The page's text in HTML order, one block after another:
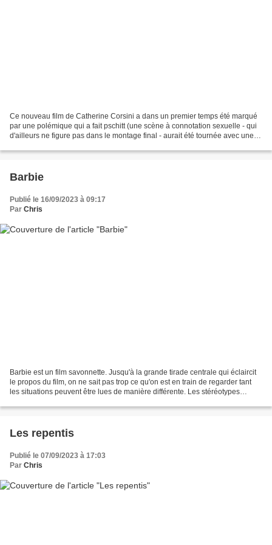
Ce nouveau film de Catherine Corsini a dans un premier temps été marqué
par une polémique qui a fait pschitt (une scène à connotation sexuelle - qui
d'ailleurs ne figure pas dans le montage final - aurait été tournée avec une
Barbie
Publié le 16/09/2023 à 09:17
Par Chris
Barbie est un film savonnette. Jusqu'à la grande tirade centrale qui éclaircit
le propos du film, on ne sait pas trop ce qu'on est en train de regarder tant
les situations peuvent être lues de manière différente. Les stéréotypes
Les repentis
Publié le 07/09/2023 à 17:03
Par Chris